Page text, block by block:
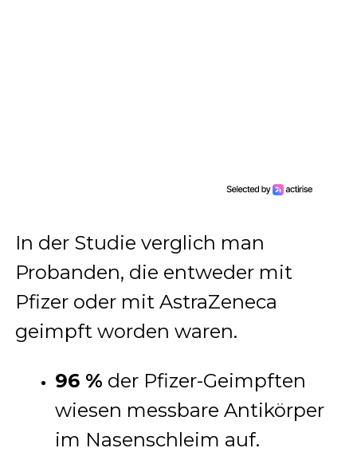
In der Studie verglich man
Probanden, die entweder mit
Pfizer oder mit AstraZeneca
geimpft worden waren.
96 % der Pfizer-Geimpften
wiesen messbare Antikörper
im Nasenschleim auf.